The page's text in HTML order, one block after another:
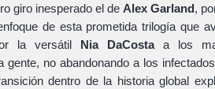
giro inesperado el de Alex Garland,
de esta prometida trilogía que
la versátil Nia DaCostaa los
gente, no abandonando a los
dentro de la historia global